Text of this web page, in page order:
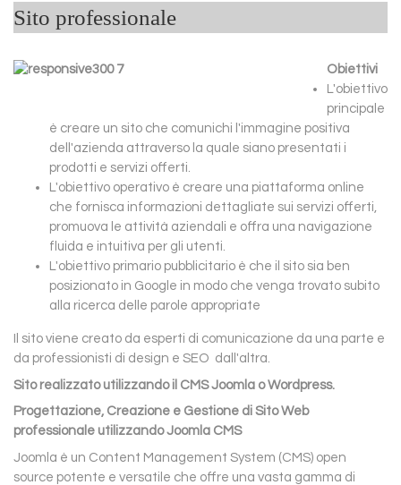
Sito professionale
Obiettivi
L'obiettivo
principale
è creare un sito che comunichi l'immagine positiva
dell'azienda attraverso la quale siano presentati i
prodotti e servizi offerti.
L'obiettivo operativo è creare una piattaforma online
che fornisca informazioni dettagliate sui servizi offerti,
promuova le attività aziendali e offra una navigazione
fluida e intuitiva per gli utenti.
L'obiettivo primario pubblicitario è che il sito sia ben
posizionato in Google in modo che venga trovato subito
alla ricerca delle parole appropriate
Il sito viene creato da esperti di comunicazione da una parte e
da professionisti di design e SEO dall'altra.
Sito realizzato utilizzando il CMS Joomla o Wordpress.
Progettazione, Creazione e Gestione di Sito Web
professionale utilizzando Joomla CMS
Joomla è un Content Management System (CMS) open
source potente e versatile che offre una vasta gamma di